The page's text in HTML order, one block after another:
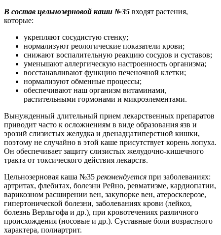
В состав цельнозерновой каши №35 входят растения,
которые:
укрепляют сосудистую стенку;
нормализуют реологические показатели крови;
снижают воспалительную реакцию сосудов и суставов;
уменьшают аллергическую настроенность организма;
восстанавливают функцию печеночной клетки;
нормализуют обменные процессы;
обеспечивают наш организм витаминами,
растительными гормонами и микроэлементами.
Вынужденный длительный прием лекарственных препаратов
приводит часто к осложнениям в виде образования язв и
эрозий слизистых желудка и двенадцатиперстной кишки,
поэтому не случайно в этой каше присутствует корень лопуха.
Он обеспечивает защиту слизистых желудочно-кишечного
тракта от токсического действия лекарств.
Цельнозерновая каша №35 рекомендуется при заболеваниях:
артритах, флебитах, болезни Рейно, ревматизме, кардиопатии,
варикозном расширении вен, закупорке вен, атеросклерозе,
гипертонической болезни, заболеваниях крови (лейкоз,
болезнь Верльгофа и др.), при кровотечениях различного
происхождения (носовые и др.). Суставные боли возрастного
характера, полиартрит.